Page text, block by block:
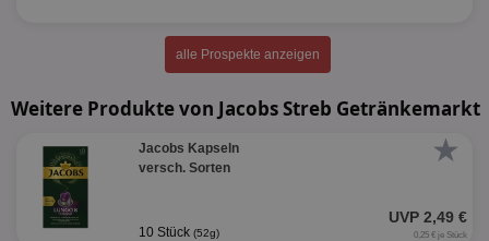
alle Prospekte anzeigen
Weitere Produkte von Jacobs Streb Getränkemarkt
★
Jacobs Kapseln
versch. Sorten
UVP 2,49 €
10 Stück (52g) 0,25 € je Stück